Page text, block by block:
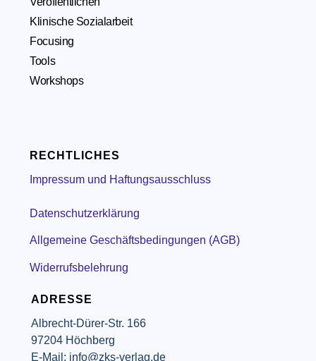
ADRESSE
Albrecht-Dürer-Str. 166
97204 Höchberg
E-Mail: info@zks-verlag.de
RECHTLICHES
Impressum und Haftungsausschluss
Datenschutzerklärung
Allgemeine Geschäftsbedingungen (AGB)
Widerrufsbelehrung
Klinische Sozialarbeit
Focusing
Tools
Workshops